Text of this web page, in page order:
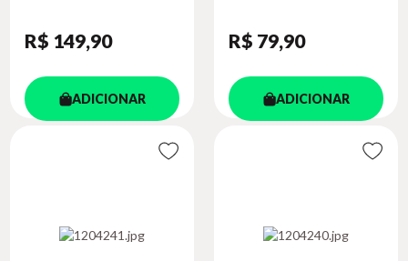
R$ 149,90
ADICIONAR
R$ 79,90
ADICIONAR